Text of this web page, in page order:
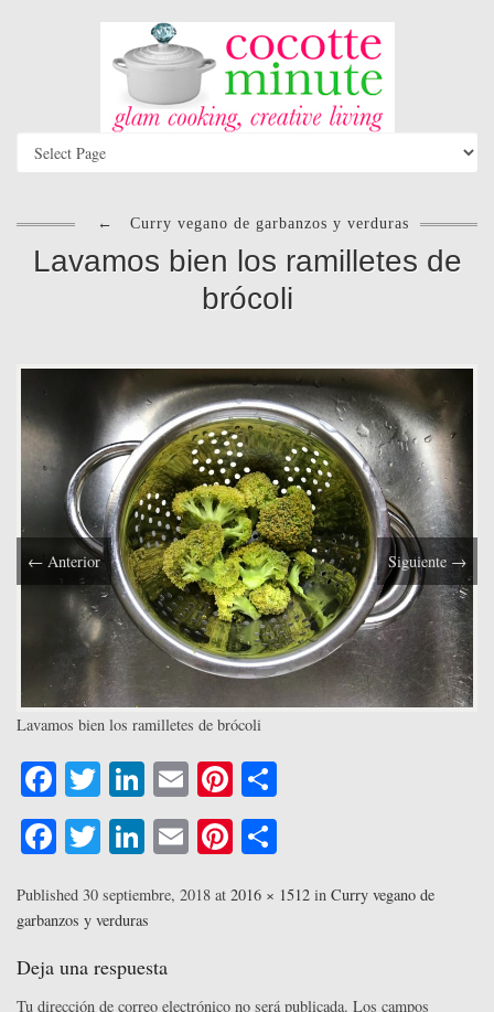
← Curry vegano de garbanzos y verduras
Lavamos bien los ramilletes de
brócoli
← Anterior Siguiente →
Lavamos bien los ramilletes de brócoli
Fa
ce
bo
ok
T
wi
tte
r
Li
nk
ed
In
E
m
ail
Pi
nt
er
es pa
Fa
bo
ok
T
tte
r
Li
ed
In
E
ail
Pi
er m
Published 30 septiembre, 2018 at 2016 × 1512 in Curry vegano de
garbanzos y verduras
Deja una respuesta
Tu dirección de correo electrónico no será publicada. Los campos